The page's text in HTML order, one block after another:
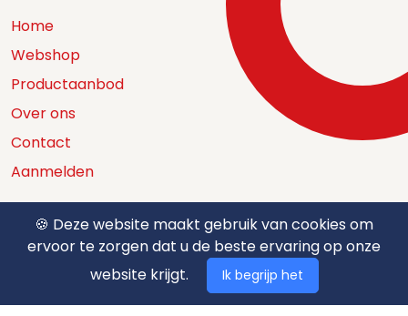
Home
Webshop
Productaanbod
Over ons
Contact
Aanmelden
Catalogus
Nuttige documenten
Privacy policy
🍪 Deze website maakt gebruik van cookies om
ervoor te zorgen dat u de beste ervaring op onze
website krijgt.
Ik begrijp het